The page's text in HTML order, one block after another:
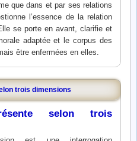
que dans et par ses relations
l’essence de la relation
se porte en avant, clarifie et
adaptée et le corpus des
être enfermées en elles.
trois dimensions
selon trois